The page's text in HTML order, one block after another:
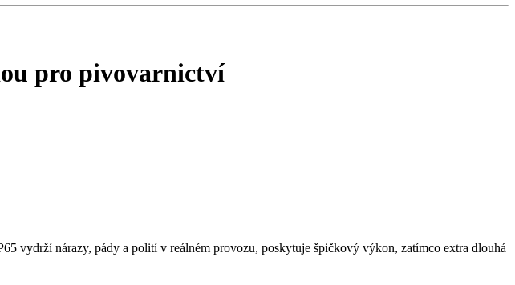
pro pivovarnictví
vydrží nárazy, pády a polití v reálném provozu, poskytuje špičkový výkon, zatímco extra dlouhá